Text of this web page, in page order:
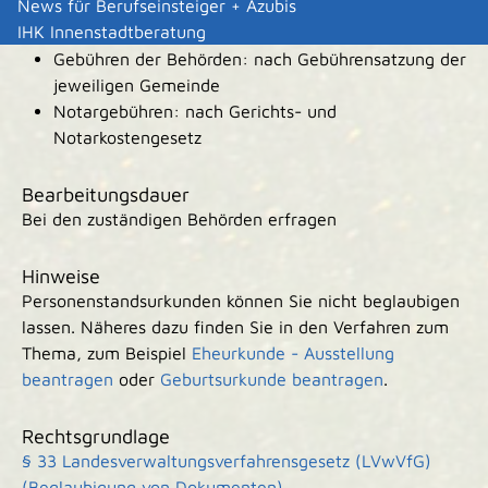
News für Berufseinsteiger + Azubis
IHK Innenstadtberatung
Kosten
Gebühren der Behörden: nach Gebührensatzung der
jeweiligen Gemeinde
Notargebühren: nach Gerichts- und
Notarkostengesetz
Bearbeitungsdauer
Bei den zuständigen Behörden erfragen
Hinweise
Personenstandsurkunden können Sie nicht beglaubigen
lassen. Näheres dazu finden Sie in den Verfahren zum
Thema, zum Beispiel Eheurkunde - Ausstellung
beantragen oder Geburtsurkunde beantragen.
Rechtsgrundlage
§ 33 Landesverwaltungsverfahrensgesetz (LVwVfG)